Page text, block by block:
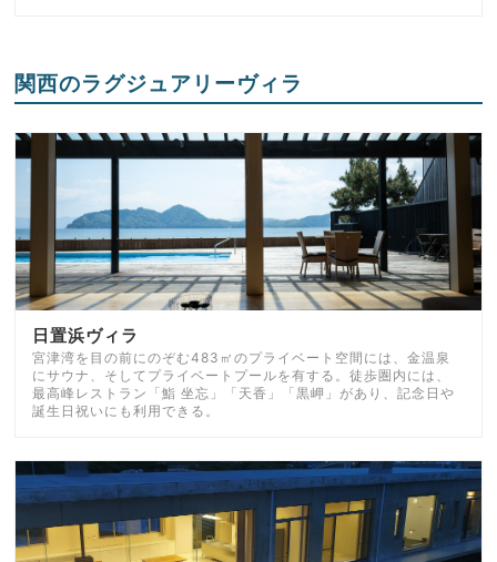
関西のラグジュアリーヴィラ
日置浜ヴィラ
宮津湾を目の前にのぞむ483㎡のプライベート空間には、金温泉
にサウナ、そしてプライベートプールを有する。徒歩圏内には、
最高峰レストラン「鮨 坐忘」「天香」「黒岬」があり、記念日や
誕生日祝いにも利用できる。